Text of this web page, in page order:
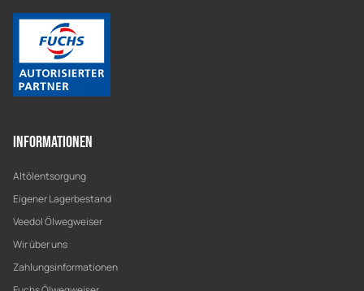
Informationen
Altölentsorgung
Eigener Lagerbestand
Veedol Ölwegweiser
Wir über uns
Zahlungsinformationen